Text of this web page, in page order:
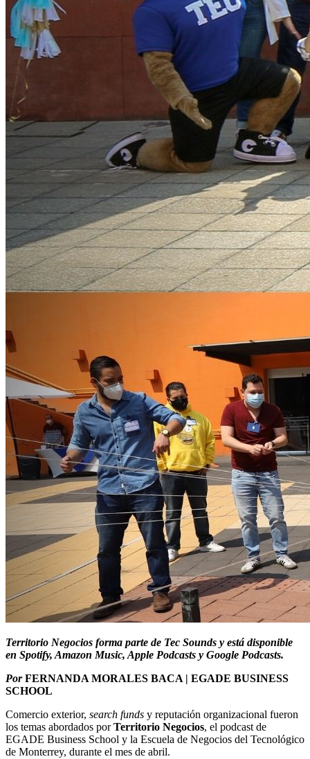
Territorio Negocios forma parte de Tec Sounds y está disponible
en Spotify, Amazon Music, Apple Podcasts y Google Podcasts.
PorFERNANDA MORALES BACA | EGADE BUSINESS
SCHOOL
Comercio exterior, search funds y reputación organizacional fueron
los temas abordados porTerritorio Negocios, el podcast de
EGADE Business School y la Escuela de Negocios del Tecnológico
de Monterrey, durante el mes de abril.